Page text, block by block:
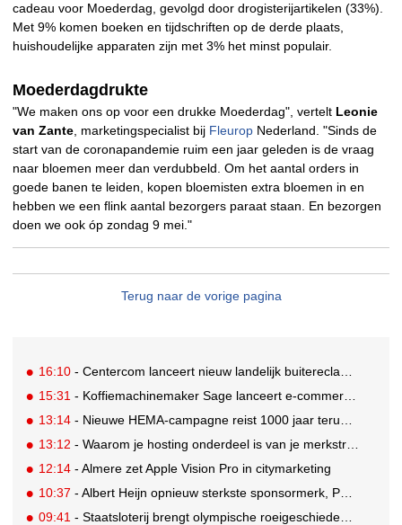
cadeau voor Moederdag, gevolgd door drogisterijartikelen (33%).
Met 9% komen boeken en tijdschriften op de derde plaats,
huishoudelijke apparaten zijn met 3% het minst populair.
Moederdagdrukte
"We maken ons op voor een drukke Moederdag", vertelt Leonie
van Zante , marketingspecialist bij Fleurop Nederland. "Sinds de
start van de coronapandemie ruim een jaar geleden is de vraag
naar bloemen meer dan verdubbeld. Om het aantal orders in
goede banen te leiden, kopen bloemisten extra bloemen in en
hebben we een flink aantal bezorgers paraat staan. En bezorgen
doen we ook óp zondag 9 mei."
Terug naar de vorige pagina
16:10 - Centercom lanceert nieuw landelijk buitereclamenetwerk: City Cubes
15:31 - Koffiemachinemaker Sage lanceert e-commerceplatform voor koffieliefhebbers
13:14 - Nieuwe HEMA-campagne reist 1000 jaar terug in de tijd naar 'Hemastein'
13:12 - Waarom je hosting onderdeel is van je merkstrategie
12:14 - Almere zet Apple Vision Pro in citymarketing
10:37 - Albert Heijn opnieuw sterkste sponsormerk, PostNL daalt
09:41 - Staatsloterij brengt olympische roeigeschiedenis tot leven voor WK Roeien